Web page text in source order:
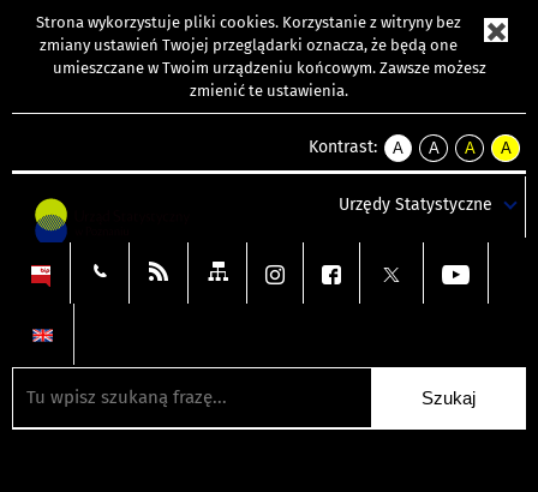
Strona wykorzystuje pliki cookies. Korzystanie z witryny bez
zmiany ustawień Twojej przeglądarki oznacza, że będą one
umieszczane w Twoim urządzeniu końcowym. Zawsze możesz
zmienić te ustawienia.
Kontrast:
A
kontrast
A
kontrast
tekst
czarnym
A
kontrast
tekst
czarnym
A
tekst
żółtym
Urzędy Statystyczne